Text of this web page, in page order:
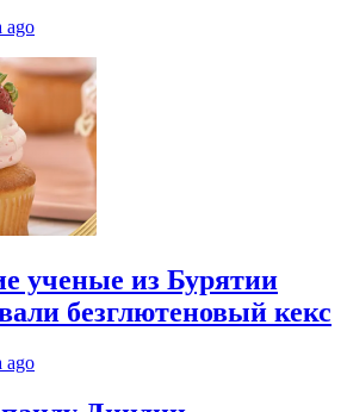
ago
ученые из Бурятии
безглютеновый кекс
ago